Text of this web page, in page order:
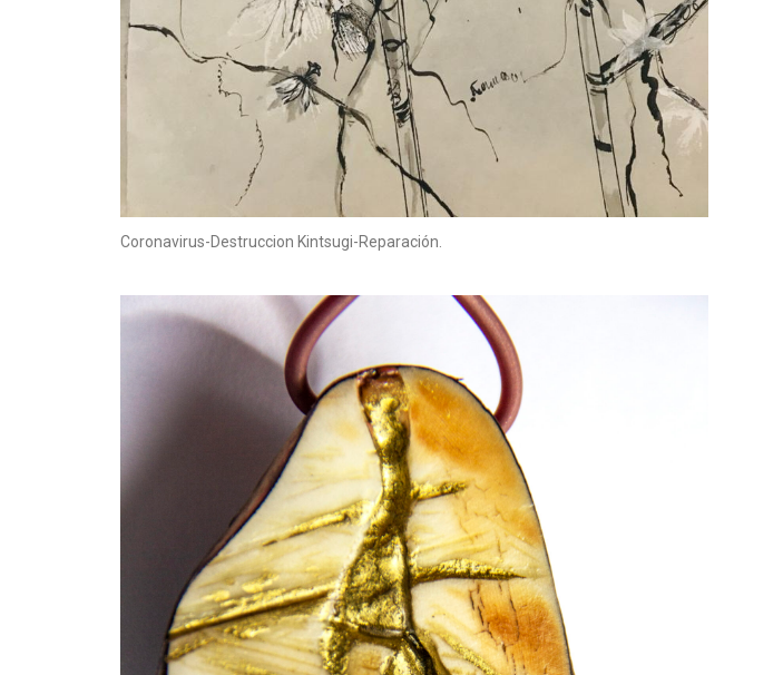
Coronavirus-Destruccion Kintsugi-Reparación.